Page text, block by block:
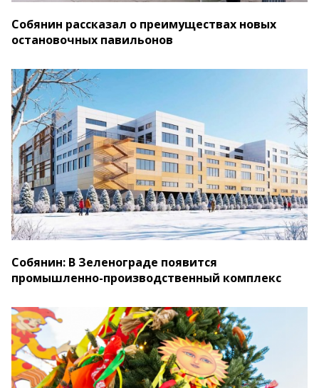
Собянин рассказал о преимуществах новых
остановочных павильонов
Собянин: В Зеленограде появится
промышленно-производственный комплекс